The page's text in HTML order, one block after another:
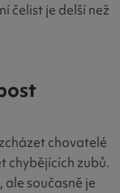
čelist je delší než
chovatelé
chybějících zubů.
ale současně je